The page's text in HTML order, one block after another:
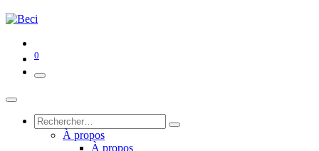
0
À propos
À propos